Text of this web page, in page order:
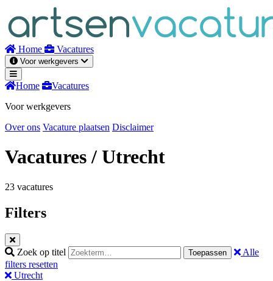
inhoud
Home Vacatures
Voor werkgevers
Home
Vacatures
Voor werkgevers
Over ons Vacature plaatsen Disclaimer
Vacatures/ Utrecht
23 vacatures
Filters
Zoek op titel Toepassen
Alle
filters resetten
Utrecht